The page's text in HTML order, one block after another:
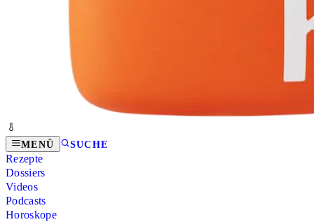
MENÜ SUCHE
Rezepte
Dossiers
Videos
Podcasts
Horoskope